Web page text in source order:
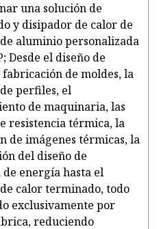
una solución de
y disipador de calor de
aluminio personalizada
Desde el diseño de
fabricación de moldes, la
perfiles, el
de maquinaria, las
resistencia térmica, la
de imágenes térmicas, la
del diseño de
energía hasta el
calor terminado, todo
exclusivamente por
reduciendo